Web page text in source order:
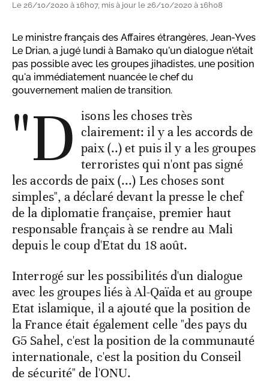
Le 26/10/2020 à 16h07, mis à jour le 26/10/2020 à 16h08
Le ministre français des Affaires étrangères, Jean-Yves
Le Drian, a jugé lundi à Bamako qu'un dialogue n'était
pas possible avec les groupes jihadistes, une position
qu'a immédiatement nuancée le chef du
gouvernement malien de transition.
"D isons les choses très
clairement: il y a les accords de
paix (..) et puis il y a les groupes
terroristes qui n'ont pas signé
les accords de paix (...) Les choses sont
simples", a déclaré devant la presse le chef
de la diplomatie française, premier haut
responsable français à se rendre au Mali
depuis le coup d'Etat du 18 août.
Interrogé sur les possibilités d'un dialogue
avec les groupes liés à Al-Qaïda et au groupe
Etat islamique, il a ajouté que la position de
la France était également celle "des pays du
G5 Sahel, c'est la position de la communauté
internationale, c'est la position du Conseil
de sécurité" de l'ONU.